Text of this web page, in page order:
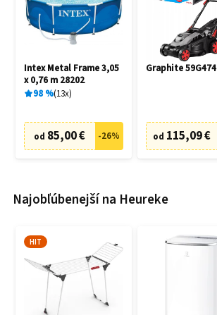
Intex Metal Frame 3,05
x 0,76 m 28202
98% 13x
od 85,00 € -26%
Graphite 59G474
od 115,09 €
Najobľúbenejší na Heureke
HIT